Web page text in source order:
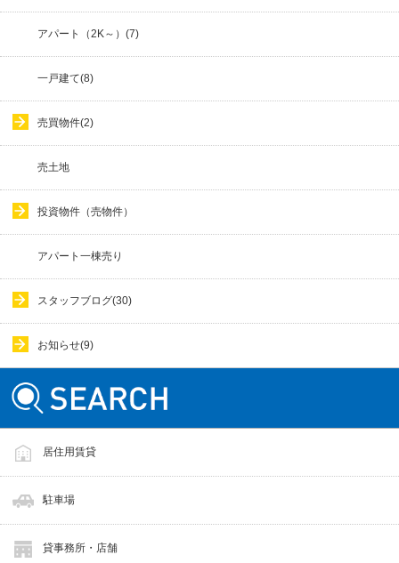
アパート（2K～）(7)
一戸建て(8)
売買物件(2)
売土地
投資物件（売物件）
アパート一棟売り
スタッフブログ(30)
お知らせ(9)
居住用賃貸
駐車場
貸事務所・店舗